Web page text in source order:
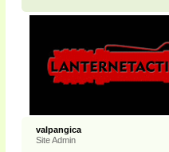
valpangica
Site Admin